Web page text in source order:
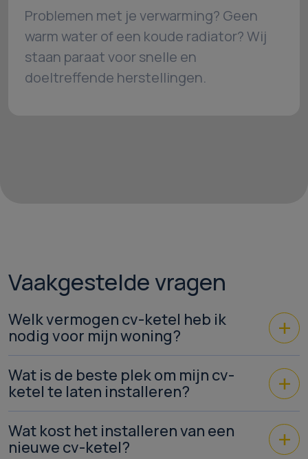
Problemen met je verwarming? Geen
warm water of een koude radiator? Wij
staan paraat voor snelle en
doeltreffende herstellingen.
Vaakgestelde vragen
Welk vermogen cv-ketel heb ik
nodig voor mijn woning?
Wat is de beste plek om mijn cv-
ketel te laten installeren?
Wat kost het installeren van een
nieuwe cv-ketel?